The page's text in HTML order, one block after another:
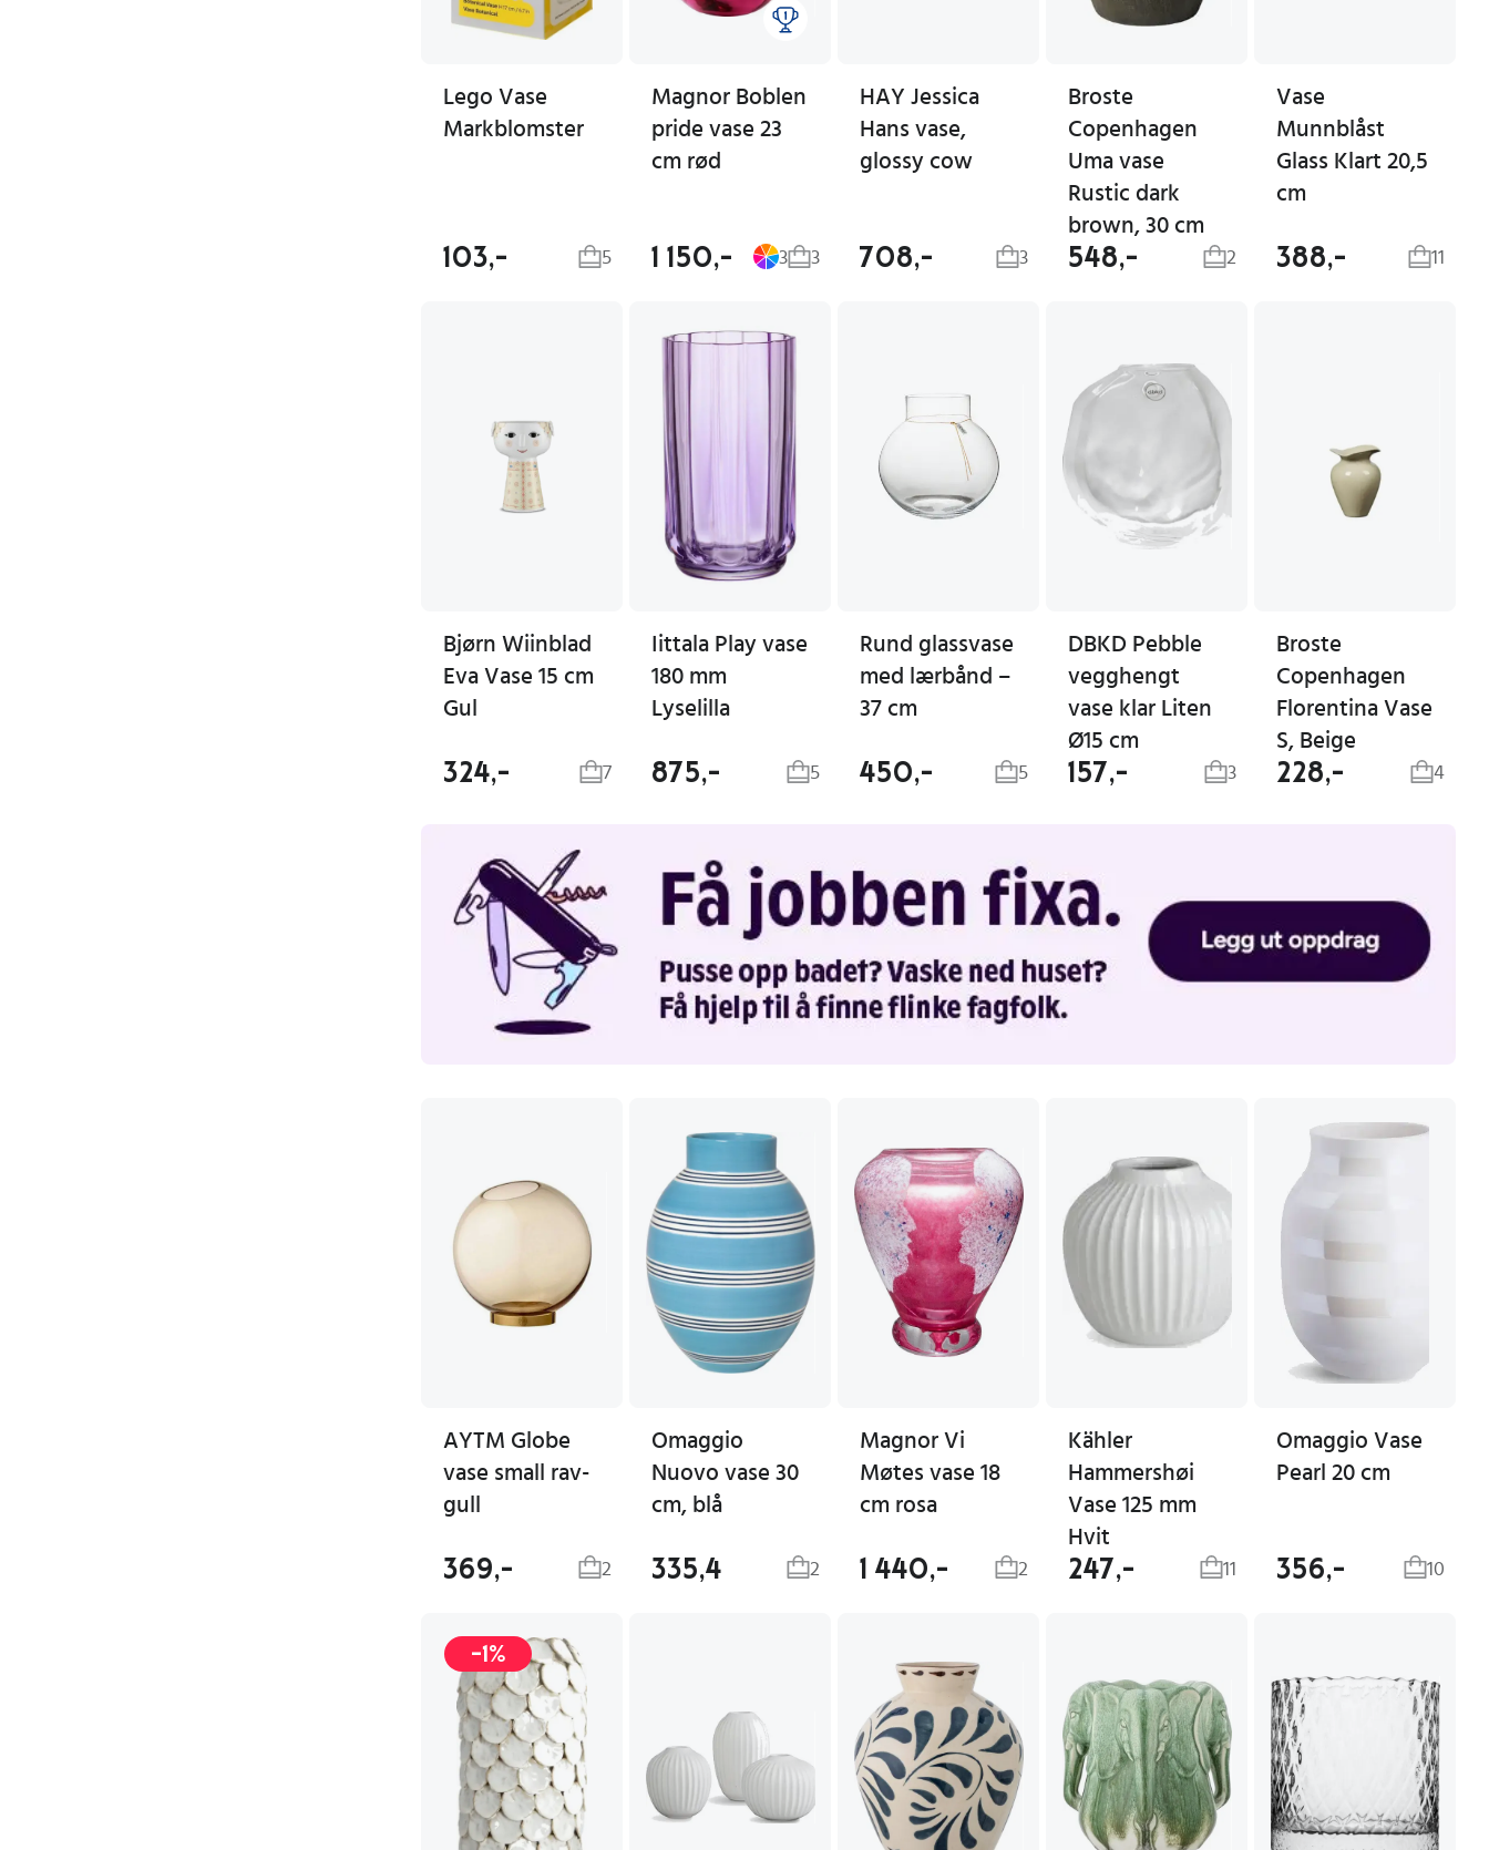
Lego Vase
Markblomster
103,- 5
Magnor Boblen
pride vase 23
cm rød
1 150,- 3 3
HAY Jessica
Hans vase,
glossy cow
708,- 3
Broste
Copenhagen
Uma vase
Rustic dark
brown, 30 cm
548,- 2
Vase
Munnblåst
Glass Klart 20,5
cm
388,- 11
Bjørn Wiinblad
Eva Vase 15 cm
Gul
324,- 7
Iittala Play vase
180 mm
Lyselilla
875,- 5
Rund glassvase
med lærbånd –
37 cm
450,- 5
DBKD Pebble
vegghengt
vase klar Liten
Ø15 cm
157,- 3
Broste
Copenhagen
Florentina Vase
S, Beige
228,- 4
AYTM Globe
vase small rav-
gull
369,- 2
Omaggio
Nuovo vase 30
cm, blå
335,4 2
Magnor Vi
Møtes vase 18
cm rosa
1 440,- 2
Kähler
Hammershøi
Vase 125 mm
Hvit
247,- 11
Omaggio Vase
Pearl 20 cm
356,- 10
-1%